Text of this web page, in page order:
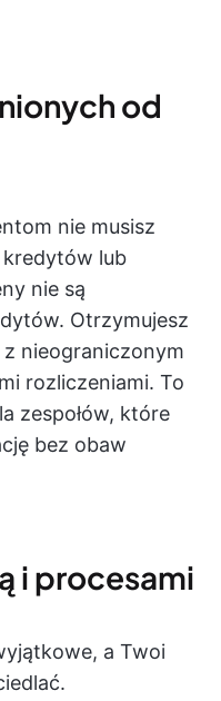
od
nie musisz
lub
nie są
Otrzymujesz
z nieograniczonym
rozliczeniami. To
zespołów, które
bez obaw
i procesami
a Twoi